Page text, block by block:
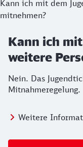
Kann ich mit dem
mitnehmen?
Kann ich
weitere
Nein. Das
Mitnahmeregelung.
Weitere